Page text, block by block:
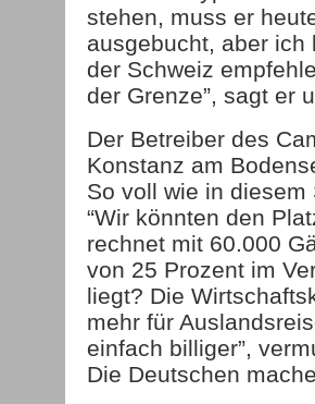
stehen, muss er
ausgebucht, aber
der Schweiz
der Grenze”, sagt er
Der Betreiber des
Konstanz am
So voll wie in
“Wir könnten den
rechnet mit 60.000
von 25 Prozent im
liegt? Die
mehr für
einfach billiger”,
Die Deutschen